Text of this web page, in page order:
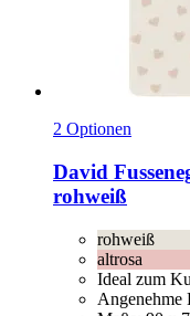
2 Optionen
David
rohweiß
rohweiß
altrosa
Ideal zum
Angenehme